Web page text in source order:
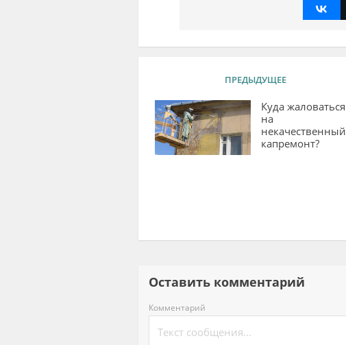
ПРЕДЫДУЩЕЕ
Куда жаловаться
на
некачественный
капремонт?
Оставить комментарий
Комментарий